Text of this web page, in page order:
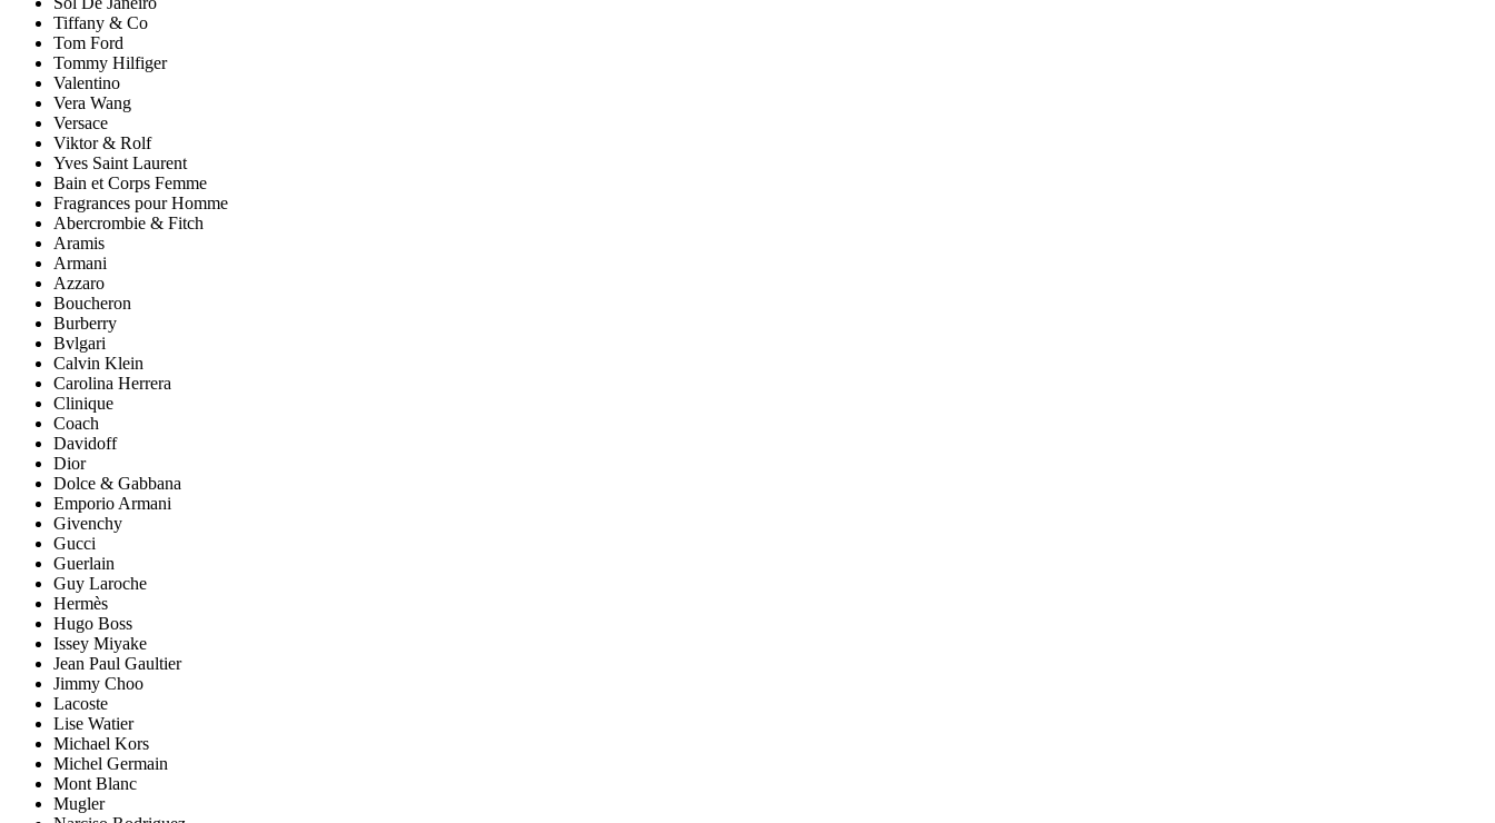
Tiffany & Co
Tom Ford
Tommy Hilfiger
Valentino
Vera Wang
Versace
Viktor & Rolf
Yves Saint Laurent
Bain et Corps Femme
Fragrances pour Homme
Abercrombie & Fitch
Aramis
Armani
Azzaro
Boucheron
Burberry
Bvlgari
Calvin Klein
Carolina Herrera
Clinique
Coach
Davidoff
Dior
Dolce & Gabbana
Emporio Armani
Givenchy
Gucci
Guerlain
Guy Laroche
Hermès
Hugo Boss
Issey Miyake
Jean Paul Gaultier
Jimmy Choo
Lacoste
Lise Watier
Michael Kors
Michel Germain
Mont Blanc
Mugler